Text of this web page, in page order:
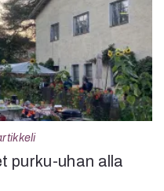
purku-uhan alla